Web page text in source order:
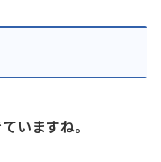
いますね。